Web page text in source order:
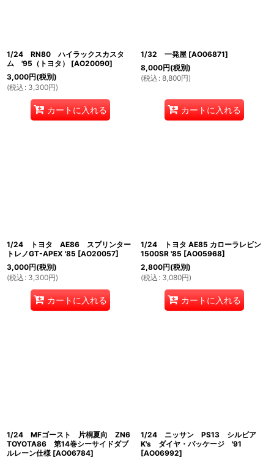
1/24 RN80 ハイラックスカスタ
ム '95（トヨタ）
[AO20090]
3,000円(税別)
(税込 : 3,300円)
カートに入れる
1/32 一発屋 [AO06871]
8,000円(税別)
(税込 : 8,800円)
カートに入れる
1/24 トヨタ AE86 スプリンター
トレノGT-APEX '85 [AO20057]
3,000円(税別)
(税込 : 3,300円)
カートに入れる
1/24 トヨタ AE85 カローラレビン
1500SR '85 [AO05968]
2,800円(税別)
(税込 : 3,080円)
カートに入れる
1/24 MFゴースト 片桐夏向 ZN6
TOYOTA86 第14巻シーサイドダブ
ルレーン仕様 [AO06784]
1/24 ニッサン PS13 シルビア
K's ダイヤ・パッケージ '91
[AO06992]